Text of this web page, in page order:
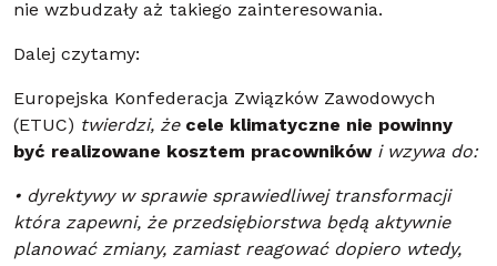
nie wzbudzały aż takiego zainteresowania.
Dalej czytamy:
Europejska Konfederacja Związków Zawodowych
(ETUC) twierdzi, że cele klimatyczne nie powinny
być realizowane kosztem pracownikówi wzywa do:
• dyrektywy w sprawie sprawiedliwej transformacji
która zapewni, że przedsiębiorstwa będą aktywnie
planować zmiany, zamiast reagować dopiero wtedy,